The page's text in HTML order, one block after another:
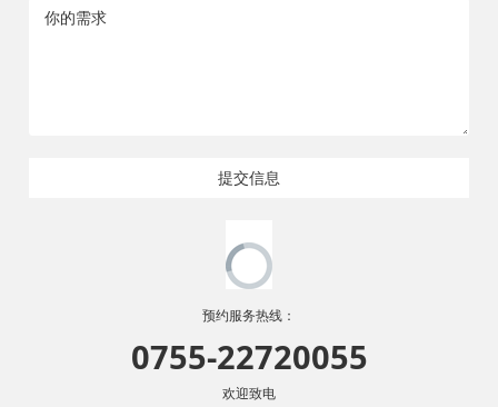
提交信息
预约服务热线：
0755-22720055
欢迎致电
感谢您的支持